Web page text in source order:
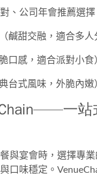
、公司年會推薦選擇
（鹹甜交融，適合多人
脆口感，適合派對小食
典台式風味，外脆內嫩
一站
與宴會時，選擇專業
口味穩定。